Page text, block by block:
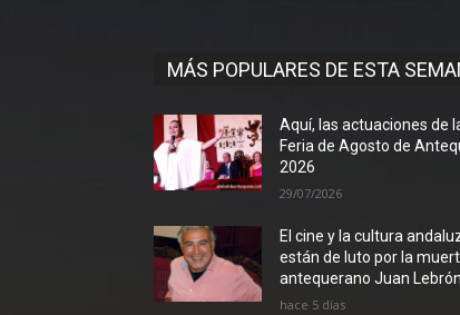
MÁS POPULARES DE ESTA
Aquí, las actuaciones de
Feria de Agosto de
2026
29/07/2026
El cine y la cultura
están de luto por la
antequerano Juan Lebrón
hace 5 días